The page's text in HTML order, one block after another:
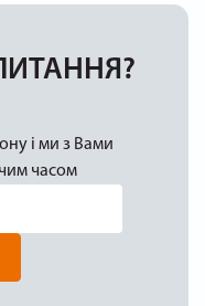
і ми з Вами
часом